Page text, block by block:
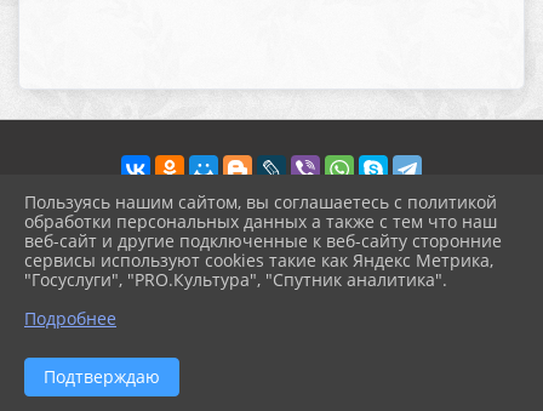
2026 г. pokrov-ck.ru
Вход
Карта сайта
Политика обработки персональных данных
Сделано на KubCMS
Разработка и поддержка
Пользуясь нашим сайтом, вы соглашаетесь с политикой
обработки персональных данных а также с тем что наш
веб-сайт и другие подключенные к веб-сайту сторонние
сервисы используют cookies такие как Яндекс Метрика,
"Госуслуги", "PRO.Культура", "Спутник аналитика".
Подробнее
Подтверждаю